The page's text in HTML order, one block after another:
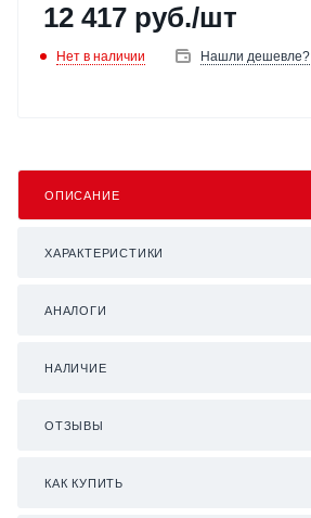
12 417 руб./шт
Нет в наличии Нашли дешевле?
ОПИСАНИЕ
ХАРАКТЕРИСТИКИ
АНАЛОГИ
НАЛИЧИЕ
ОТЗЫВЫ
КАК КУПИТЬ